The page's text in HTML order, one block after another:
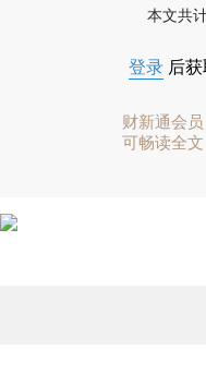
本文共
登录 后
财新通会员
可畅读全文